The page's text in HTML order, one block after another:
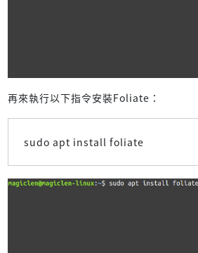
再來執行以下指令安裝Foliate：
sudo apt install foliate